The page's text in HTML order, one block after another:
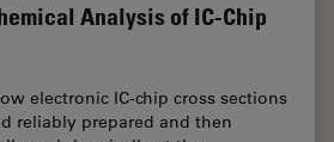
Analysis of IC-Chip
electronic IC-chip cross sections
reliably prepared and then